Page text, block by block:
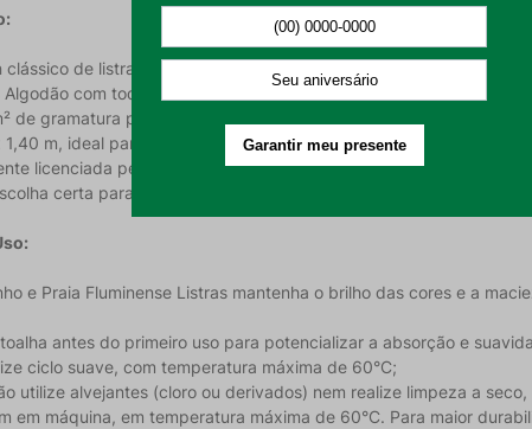
de listras e escudo oficial do Fluminense, puro orgulho;
com toque macio e felpudo aveludado, ideal para a pele;
de gramatura para absorção superior e secagem rápida;
m, ideal para banho, praia e momentos de lazer;
licenciada pelo Fluminense Football Club e com a qualidade
certa para presentear e encantar os apaixonados pelo Fluzão.
e Praia Fluminense Listras mantenha o brilho das cores e a
antes do primeiro uso para potencializar a absorção e
ciclo suave, com temperatura máxima de 60°C;
utilize alvejantes (cloro ou derivados) nem realize limpeza a
em máquina, em temperatura máxima de 60°C. Para maior